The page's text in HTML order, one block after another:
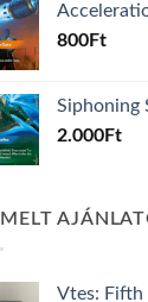
800Ft
Siphoning
2.000Ft
Vtes: Fifth